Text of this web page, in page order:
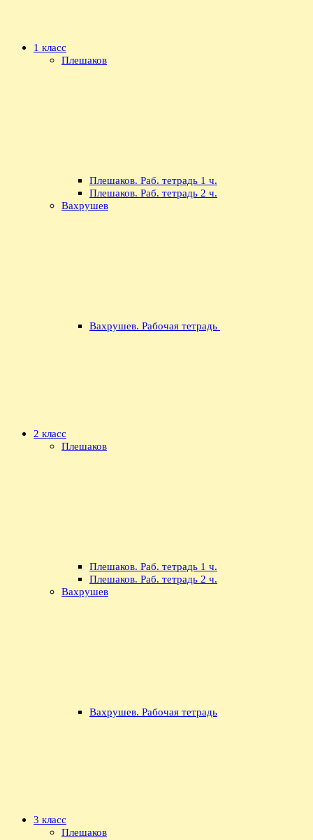
1 класс
Плешаков
Плешаков. Раб. тетрадь 1 ч.
Плешаков. Раб. тетрадь 2 ч.
Вахрушев
Вахрушев. Рабочая тетрадь
2 класс
Плешаков
Плешаков. Раб. тетрадь 1 ч.
Плешаков. Раб. тетрадь 2 ч.
Вахрушев
Вахрушев. Рабочая тетрадь
3 класс
Плешаков